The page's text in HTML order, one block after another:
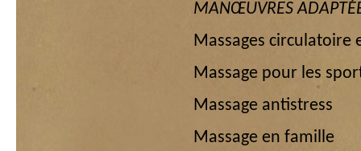
MANŒUVRES
Massages circulatoire
Massage pour les
Massage antistress
Massage en famille